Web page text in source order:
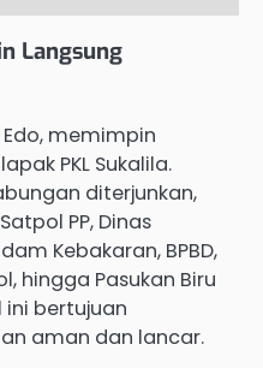
Langsung
memimpin
PKL Sukalila.
diterjunkan,
PP, Dinas
Kebakaran, BPBD,
hingga Pasukan Biru
ini bertujuan
aman dan lancar.